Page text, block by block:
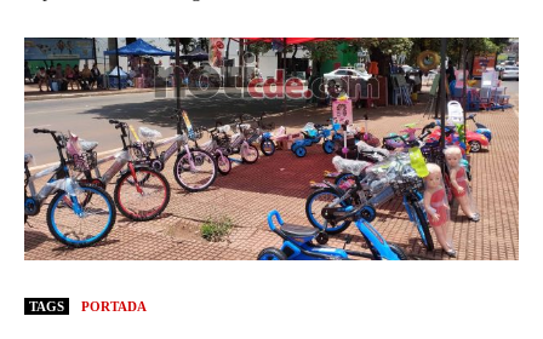
TAGS PORTADA